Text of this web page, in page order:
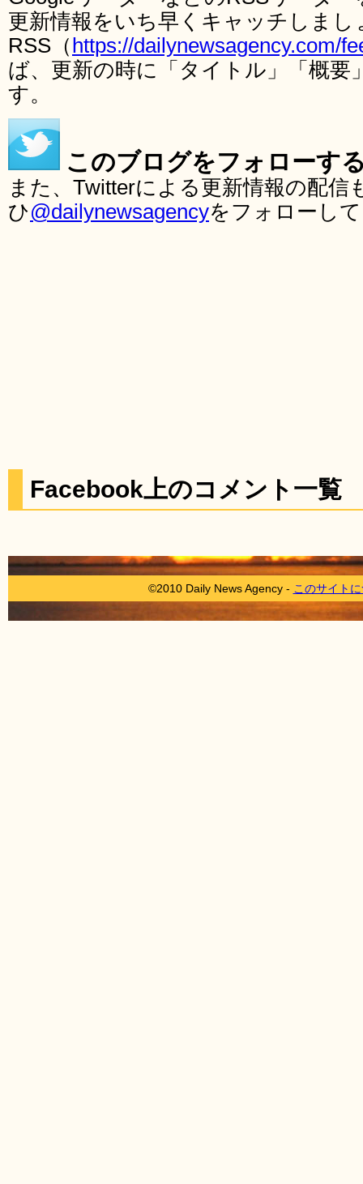
更新情報をいち早くキャッチしま
RSS（ https://dailynewsagency.com/
ば、更新の時に「タイトル」「概要
す。
このブログをフォローす
また、Twitterによる更新情報の配
ひ@dailynewsagencyをフォローし
Facebook上のコメント一覧
©2010 Daily News Agency - このサイト